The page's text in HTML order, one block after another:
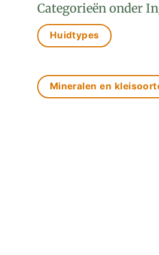
Categorieën onder
Huidtypes
Mineralen en